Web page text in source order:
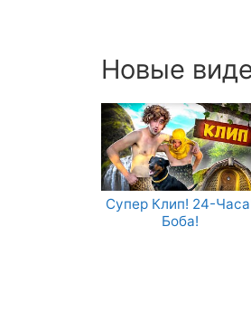
Новые
Супер Клип! 24-
Боба!